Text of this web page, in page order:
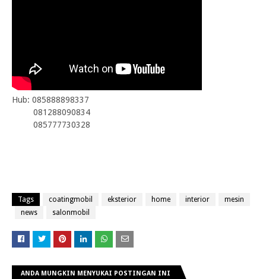
Hub: 085888898337
081288090834
085777730328
Tags coatingmobil eksterior home interior
mesin
news
salonmobil
ANDA MUNGKIN MENYUKAI POSTINGAN INI